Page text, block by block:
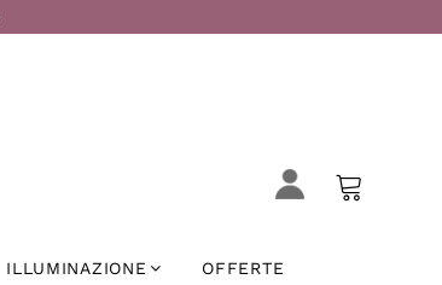
ILLUMINAZIONE OFFERTE